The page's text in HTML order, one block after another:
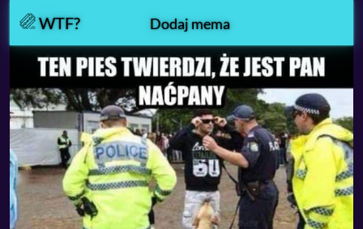
WTF? Dodaj mema